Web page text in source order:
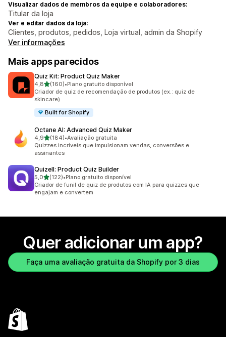
Visualizar dados de membros da equipe e colaboradores:
Titular da loja
Ver e editar dados da loja:
Clientes, produtos, pedidos, Loja virtual, admin da Shopify
Ver informações
Mais apps parecidos
Quiz Kit: Product Quiz Maker
4,8de 5 estrelas
(160)
160 avaliações ao todo
•Plano gratuito disponível
Criador de quiz de recomendação de produtos (ex.: quiz de
skincare)
Built for Shopify
Octane AI: Advanced Quiz Maker
4,9de 5 estrelas
(184)
184 avaliações ao todo
•Avaliação gratuita
Quizzes incríveis que impulsionam vendas, conversões e
assinantes
Quizell: Product Quiz Builder
5,0de 5 estrelas
(122)
122 avaliações ao todo
•Plano gratuito disponível
Criador de funil de quiz de produtos com IA para quizzes que
engajam e convertem
Quer adicionar um app?
Faça uma avaliação gratuita da Shopify por 3 dias